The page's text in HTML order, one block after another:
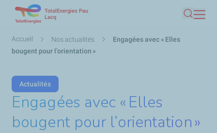
contenu
TotalEnergies Pau
Lacq
Fil
d'Ariane
Accueil Nos actualités
Engagées avec « Elles
bougent pour l’orientation »
Actualités
Engagées avec « Elles
bougent pour l’orientation »